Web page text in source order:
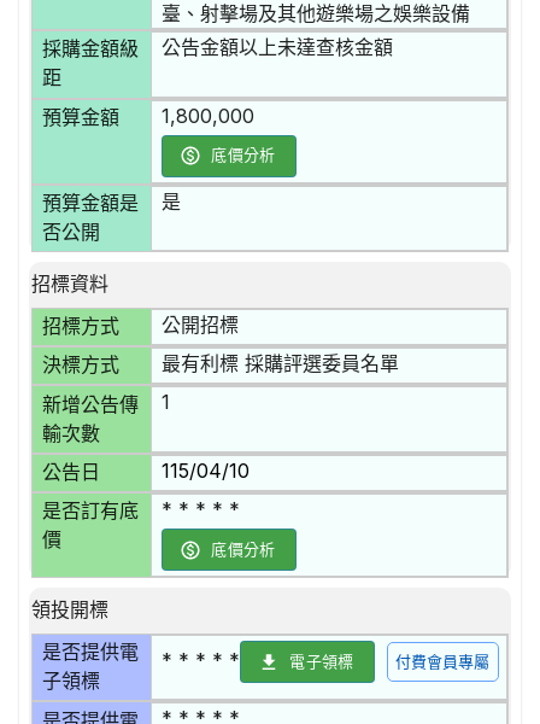
臺、射擊場及其他遊樂場之娛樂設備
採購金額級
距
公告金額以上未達查核金額
預算金額 1,800,000
底價分析
預算金額是
否公開
是
招標資料
招標方式
公開招標
決標方式 最有利標 採購評選委員名單
新增公告傳
輸次數
1
公告日 115/04/10
是否訂有底
價
* * * * *
底價分析
領投開標
是否提供電
子領標
* * * * * 電子領標 付費會員專屬
* * * * *